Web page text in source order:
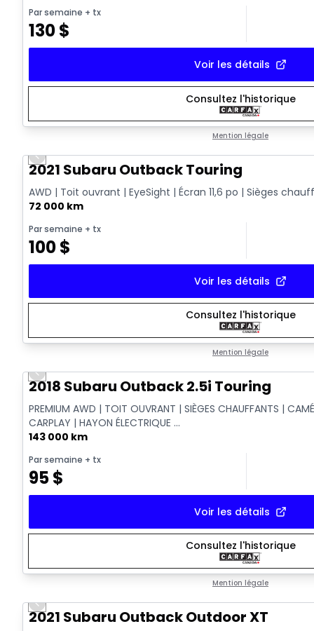
Par semaine + tx
130$
Voir les détails
Consultez l'historique
Mention légale
Previous slide
2021 Subaru Outback Touring
AWD | Toit ouvrant | EyeSight | Écran 11,6 po | Sièges
72 000 km
Par semaine + tx
100$
Voir les détails
Consultez l'historique
Mention légale
Previous slide
2018 Subaru Outback 2.5i Touring
PREMIUM AWD | TOIT OUVRANT | SIÈGES CHAUFFANTS |
CARPLAY | HAYON ÉLECTRIQUE ...
143 000 km
Par semaine + tx
95$
Voir les détails
Consultez l'historique
Mention légale
Vidéo disponible
Previous slide
2021 Subaru Outback Outdoor XT